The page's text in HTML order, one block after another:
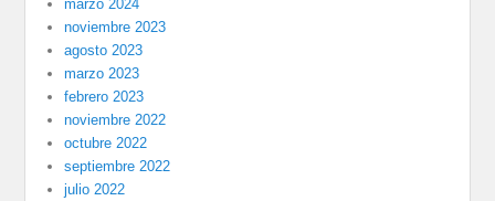
marzo 2024
noviembre 2023
agosto 2023
marzo 2023
febrero 2023
noviembre 2022
octubre 2022
septiembre 2022
julio 2022